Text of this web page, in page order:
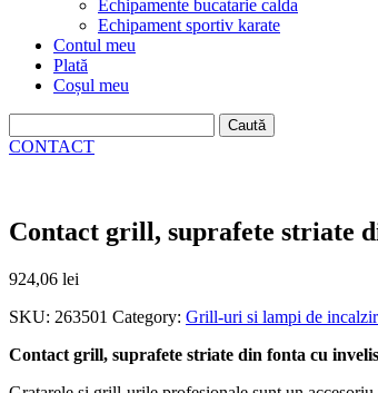
Echipamente bucatarie calda
Echipament sportiv karate
Contul meu
Plată
Coșul meu
după:
CONTACT
Contact grill, suprafete striate
924,06 lei
SKU: 263501 Category: Grill-uri si lampi de
Contact grill, suprafete striate din fonta cu